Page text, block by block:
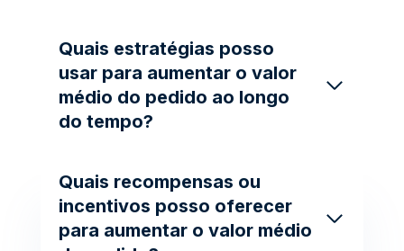
Quais estratégias posso
usar para aumentar o valor
médio do pedido ao longo
do tempo?
Quais recompensas ou
incentivos posso oferecer
para aumentar o valor médio